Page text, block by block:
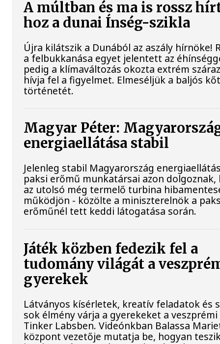
A múltban és ma is rossz
hoz a dunai Ínség-szikla
Újra kilátszik a Dunából az aszály hírnöke!
a felbukkanása egyet jelentett az
pedig a klímaváltozás okozta extrém
hívja fel a figyelmet. Elmeséljük a baljós
történetét.
Magyar Péter:
energiaellátása stabil
Jelenleg stabil Magyarország
paksi erőmű munkatársai azon dolgoznak,
az utolsó még termelő turbina
működjön - közölte a miniszterelnök a
erőműnél tett keddi látogatása során.
Játék közben fedezik fel a
tudomány világát a
gyerekek
Látványos kísérletek, kreatív feladatok és
sok élmény várja a gyerekeket a veszprémi
Tinker Labsben. Videónkban Balassa
központ vezetője mutatja be, hogyan